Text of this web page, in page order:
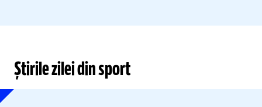
Știrile zilei din sport